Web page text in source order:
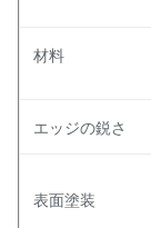
材料
エッジの鋭さ
表面塗装